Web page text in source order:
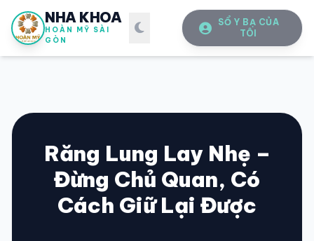
NHA KHOA
HOÀN MỸ SÀI
GÒN
SỔ Y BẠ CỦA
TÔI
SỔ Y BẠĐIỆN TỬ
Vui lòng đăng nhập bằng Số điện thoại đã đăng ký.
Răng Lung Lay Nhẹ –
Đừng Chủ Quan, Có
Cách Giữ Lại Được